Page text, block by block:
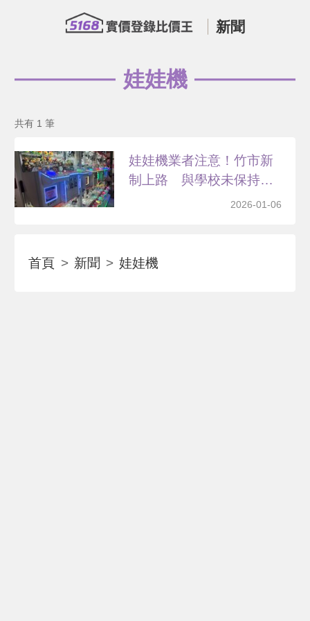
新聞
娃娃機
共有 1 筆
娃娃機業者注意！竹市新
制上路 與學校未保持
2026-01-06
首頁 新聞 娃娃機